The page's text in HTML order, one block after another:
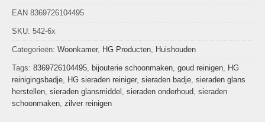
EAN 8369726104495
SKU: 542-6x
Categorieën: Woonkamer, HG Producten Huishouden
Tags: 8369726104495 bijouterie schoonmaken goud reinigen
HG
reinigingsbadje
HG sieraden reiniger, sieraden badje sieraden glans
herstellen sieraden glansmiddel sieraden onderhoud sieraden
schoonmaken zilver reinigen